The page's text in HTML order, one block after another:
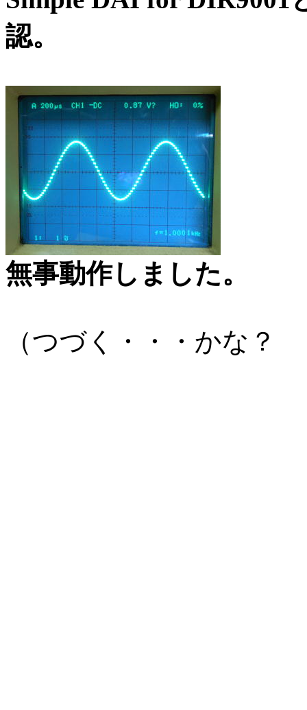
認。
無事動作しました。
（つづく・・・かな？